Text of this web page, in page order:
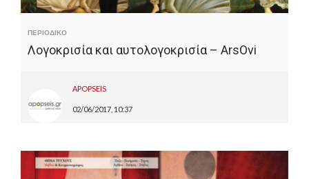
ΠΕΡΙΟΔΙΚΟ
Λογοκρισία και αυτολογοκρισία – ArsOvi
APOPSEIS
02/06/2017, 10:37